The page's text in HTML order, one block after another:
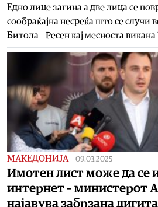
Едно лице загина а две лица се
сообраќајна несреќа што се случи
Битола – Ресен кај месноста
МАКЕДОНИЈА 09.03.2025
Имотен лист може да се
интернет – министерот
најавува забрзана